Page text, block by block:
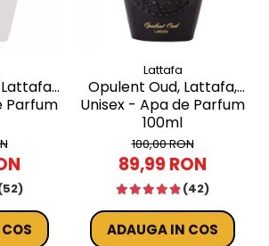
Parfum
Lattafa
Opulent Oud, Lattafa,
Unisex - Apa de Parfum
100ml
100,00 RON
89,99 RON
(42)
ADAUGA IN COS